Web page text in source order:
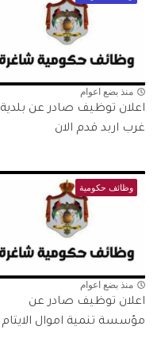
منذ بضع اعوام
اعلان توظيف صادر عن بلدية
غرب اربد قدم الان
وظائف حكومية
منذ بضع اعوام
اعلان توظيف صادر عن
مؤسسة تنمية اموال الايتام